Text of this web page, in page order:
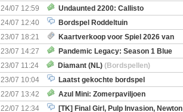
Surprise Shipments
24/07 12:59
Undaunted 2200: Callisto
(Bordspellen)
24/07 12:40
Bordspel Roddeltuin
23/07 18:21
Kaartverkoop voor Spiel 2026 van
start
23/07 14:27
Pandemic Legacy: Season 1 Blue
(Bordspellen)
23/07 11:24 Diamant (NL) (Bordspellen)
23/07 10:04
Laatst gekochte bordspel
22/07 13:42
Azul Mini: Zomerpaviljoen
(Bordspellen)
22/07 12:34 [TK] Final Girl, Pulp Invasion, Newton